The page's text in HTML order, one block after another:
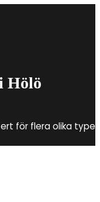
Hölö
för flera olika